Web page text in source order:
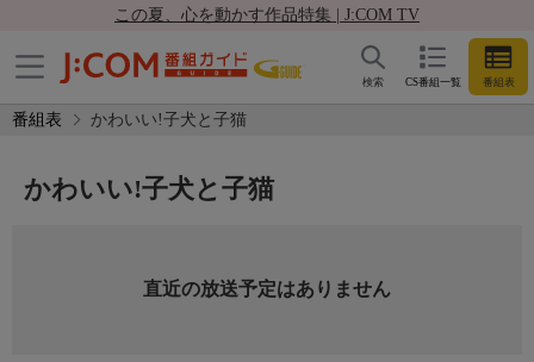
この夏、心を動かす作品特集 | J:COM TV
CS番組一覧 番組表
検索
番組表 かわいい!子犬と子猫
かわいい!子犬と子猫
直近の放送予定はありません